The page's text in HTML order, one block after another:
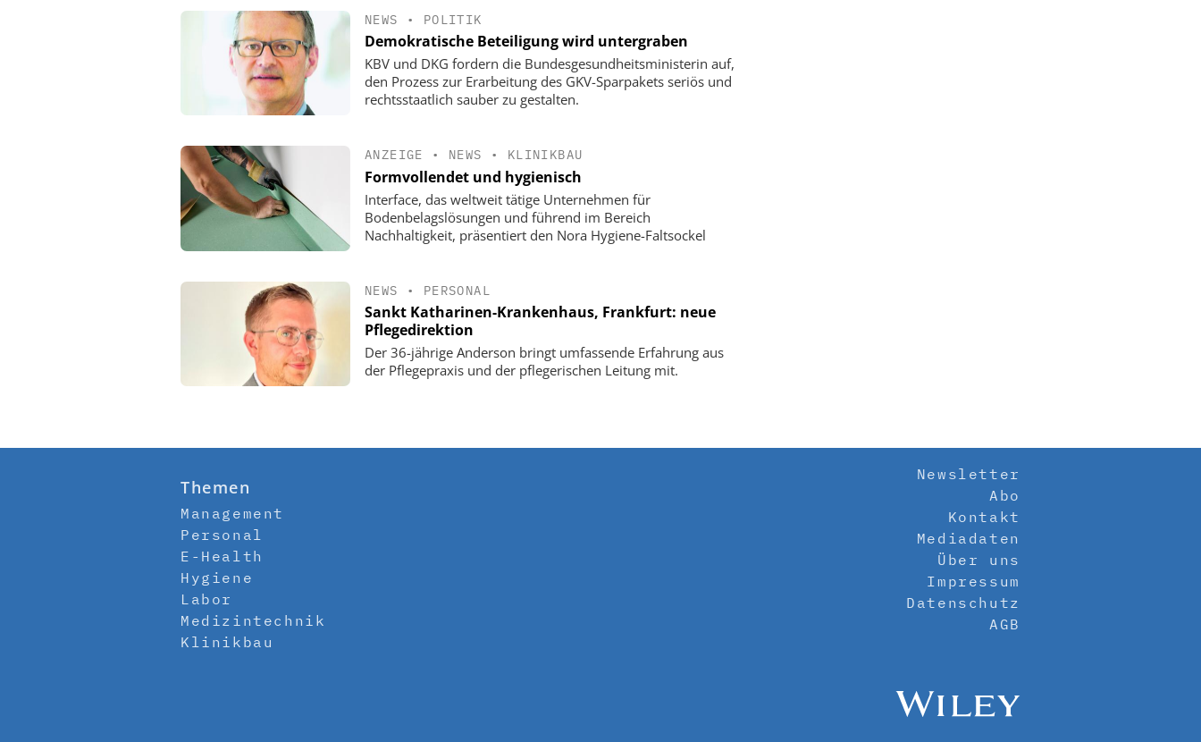
NEWS • POLITIK
Demokratische Beteiligung wird untergraben
KBV und DKG fordern die Bundesgesundheitsministerin auf,
den Prozess zur Erarbeitung des GKV-Sparpakets seriös und
rechtsstaatlich sauber zu gestalten.
ANZEIGE • NEWS • KLINIKBAU
Formvollendet und hygienisch
Interface, das weltweit tätige Unternehmen für
Bodenbelagslösungen und führend im Bereich
Nachhaltigkeit, präsentiert den Nora Hygiene-Faltsockel
NEWS • PERSONAL
Sankt Katharinen-Krankenhaus, Frankfurt: neue
Pflegedirektion
Der 36-jährige Anderson bringt umfassende Erfahrung aus
der Pflegepraxis und der pflegerischen Leitung mit.
Themen
Management
Personal
E-Health
Hygiene
Labor
Medizintechnik
Klinikbau
Newsletter
Abo
Kontakt
Mediadaten
Über uns
Impressum
Datenschutz
AGB